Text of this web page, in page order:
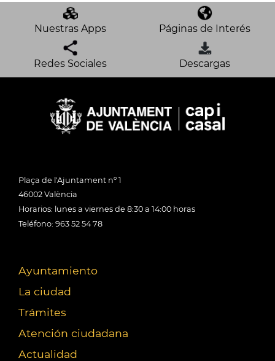
Nuestras Apps Páginas de Interés
Redes Sociales Descargas
Plaça de l'Ajuntament nº 1
46002 València
Horarios: lunes a viernes de 8:30 a 14:00 horas
Teléfono: 963 52 54 78
Ayuntamiento
La ciudad
Trámites
Atención ciudadana
Actualidad